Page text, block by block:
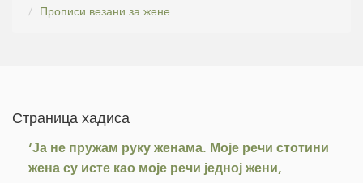
Прописи везани за жене
Страница хадиса
‘Ја не пружам руку женама. Моје речи стотини
жена су исте као моје речи једној жени,